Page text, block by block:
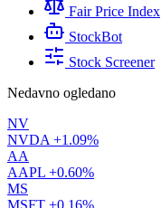
Fair Price Index
StockBot
Stock Screener
Nedavno ogledano
NV
NVDA +1.09%
AA
AAPL +0.60%
MS